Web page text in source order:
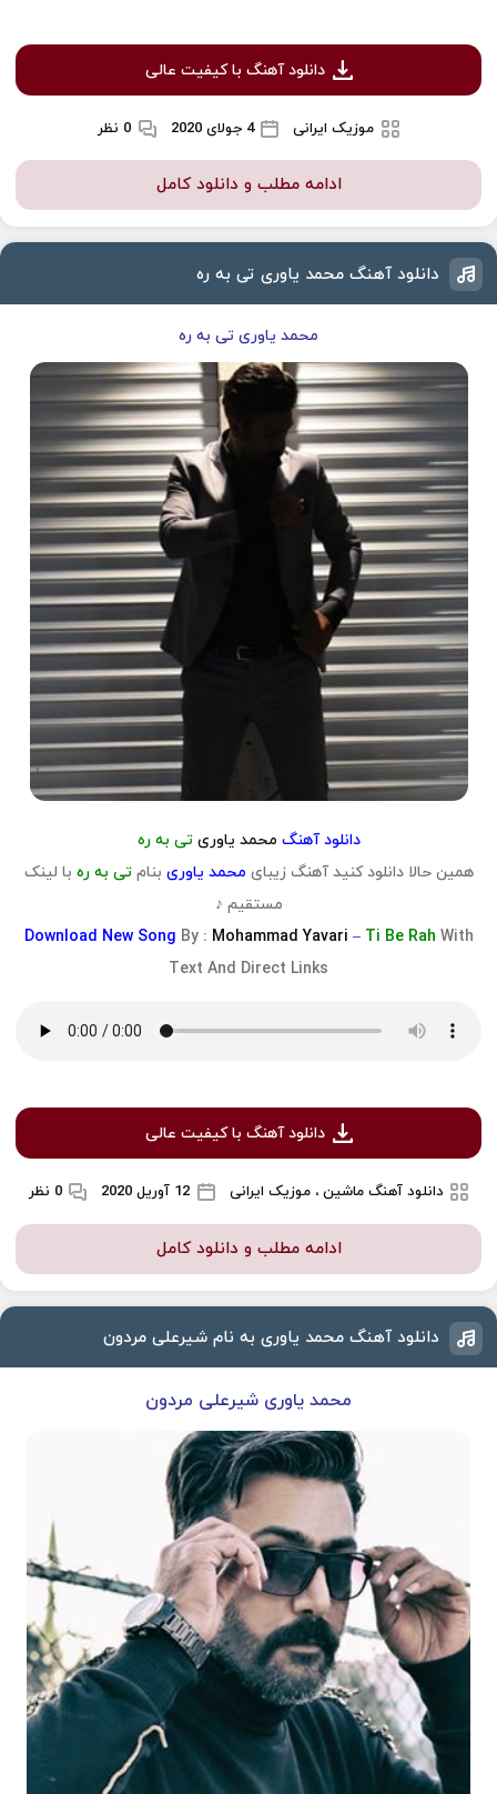
دانلود آهنگ با کیفیت عالی
موزیک ایرانی 4 جولای 2020 0 نظر
ادامه مطلب و دانلود کامل
دانلود آهنگ محمد یاوری تی به ره
محمد یاوری تی به ره
دانلود آهنگ محمد یاوریتی به ره
همین حالا دانلود کنید آهنگ زیبای محمد یاوری بنام تی به ره با لینک
مستقیم ♪
Download New Song By : Mohammad Yavari – Ti Be Rah With
Text And Direct Links
دانلود آهنگ با کیفیت عالی
دانلود آهنگ ماشین ، موزیک ایرانی 12 آوریل 2020 0 نظر
ادامه مطلب و دانلود کامل
دانلود آهنگ محمد یاوری به نام شیرعلی مردون
محمد یاوری شیرعلی مردون